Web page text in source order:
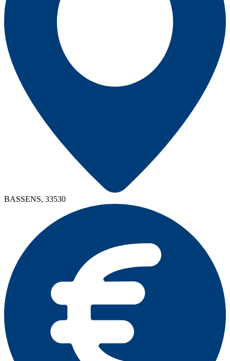
BASSENS, 33530